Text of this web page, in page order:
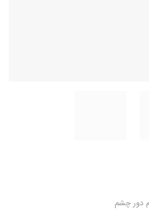
دور چشم